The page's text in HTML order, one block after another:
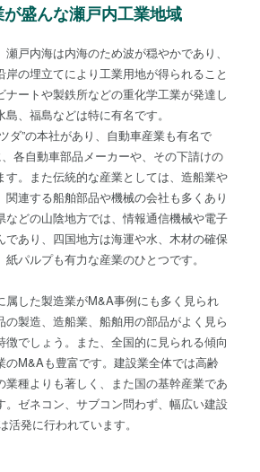
盛んな瀬戸内工業地域
戸内海は内海のため波が穏やかであり、
の埋立てにより工業用地が得られること
ナートや製鉄所などの重化学工業が発達し
、福島などは特に有名です。
ダ”の本社があり、自動車産業も有名で
、各自動車部品メーカーや、その下請けの
す。また伝統的な産業としては、造船業や
連する船舶部品や機械の会社も多くあり
などの山陰地方では、情報通信機械や電子
であり、四国地方は海運や水、木材の確保
パルプも有力な産業のひとつです。
属した製造業がM&A事例にも多く見られ
の製造、造船業、船舶用の部品がよく見ら
徴でしょう。また、全国的に見られる傾向
のM&Aも豊富です。建設業全体では高齢
業種よりも著しく、また国の基幹産業であ
。ゼネコン、サブコン問わず、幅広い建設
発に行われています。